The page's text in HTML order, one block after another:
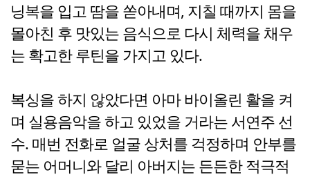
닝복을 입고 땀을 쏟아내며, 지칠 때까지 몸을
몰아친 후 맛있는 음식으로 다시 체력을 채우
는 확고한 루틴을 가지고 있다.
복싱을 하지 않았다면 아마 바이올린 활을 켜
며 실용음악을 하고 있었을 거라는 서연주 선
수. 매번 전화로 얼굴 상처를 걱정하며 안부를
묻는 어머니와 달리 아버지는 든든한 적극적